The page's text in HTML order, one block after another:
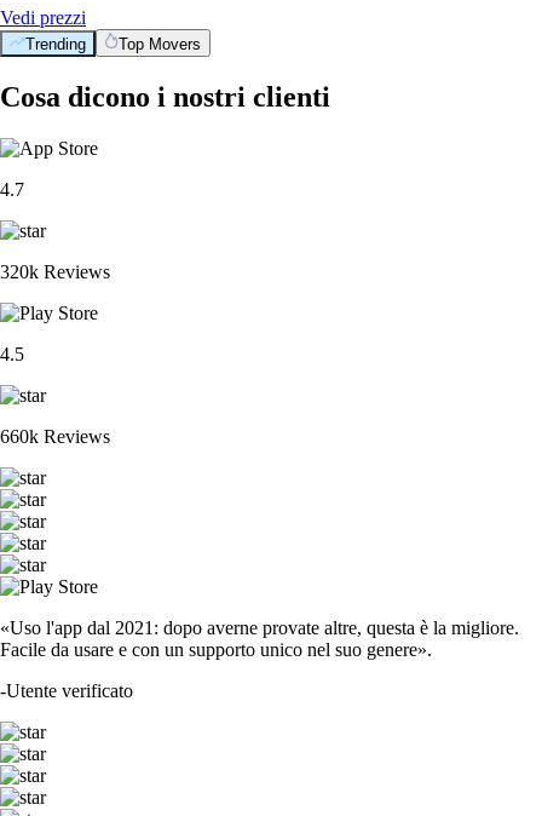
Vedi prezzi
Trending Top Movers
Cosa dicono i nostri clienti
4.7
320k Reviews
4.5
660k Reviews
«Uso l'app dal 2021: dopo averne provate altre, questa è la migliore.
Facile da usare e con un supporto unico nel suo genere».
-Utente verificato